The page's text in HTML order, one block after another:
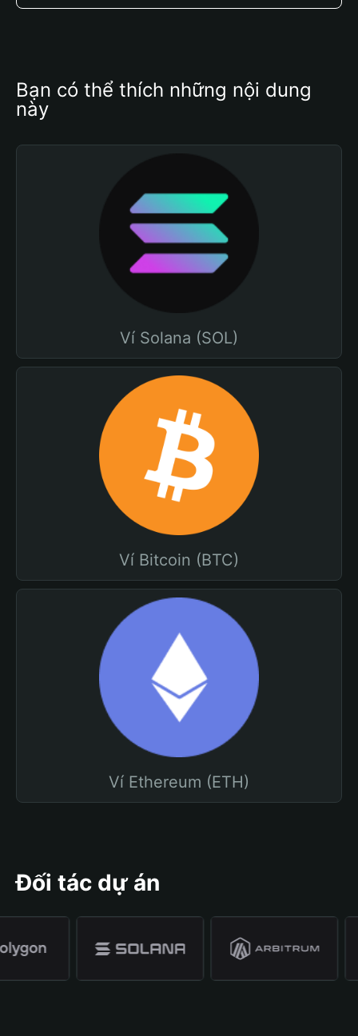
Bạn có thể thích những nội dung
này
Ví Solana (SOL)
Ví Bitcoin (BTC)
Ví Ethereum (ETH)
Đối tác dự án